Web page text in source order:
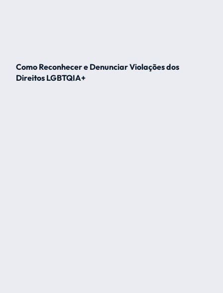
Como Reconhecer e Denunciar Violações dos
Direitos LGBTQIA+